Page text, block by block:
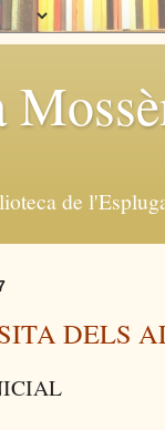
de
DELS